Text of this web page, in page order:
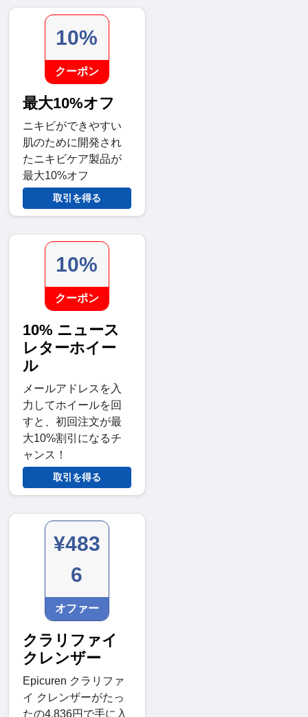
10%
クーポン
最大10%オフ
ニキビができやすい
肌のために開発され
たニキビケア製品が
最大10%オフ
取引を得る
10%
クーポン
10% ニュース
レターホイー
ル
メールアドレスを入
力してホイールを回
すと、初回注文が最
大10%割引になるチ
ャンス！
取引を得る
¥483
6
オファー
クラリファイ
クレンザー
Epicuren クラリファ
イ クレンザーがたっ
たの4,836円で手に入